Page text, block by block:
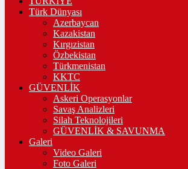
Türk Dünyası
Azerbaycan
Kazakistan
Kırgızistan
Özbekistan
Türkmenistan
KKTC
GÜVENLİK
Askeri Operasyonlar
Savaş Analizleri
Silah Teknolojileri
GÜVENLİK & SAVUNMA
Galeri
Video Galeri
Foto Galeri